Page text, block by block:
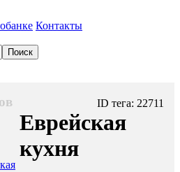
Контакты
Поиск
ID тега: 22711
Еврейская
кухня